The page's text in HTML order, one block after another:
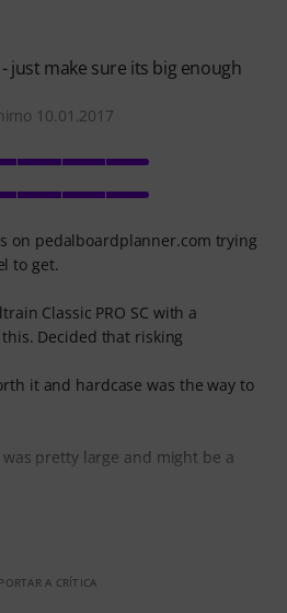
just make sure its big enough
10.01.2017
on pedalboardplanner.com trying
to get.
Classic PRO SC with a
Decided that risking
it and hardcase was the way to
pretty large and might be a
A CRÍTICA